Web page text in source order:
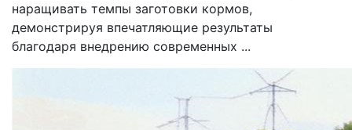
наращивать темпы заготовки кормов,
демонстрируя впечатляющие результаты
благодаря внедрению современных ...